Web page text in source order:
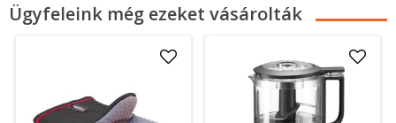
Ügyfeleink még ezeket vásárolták